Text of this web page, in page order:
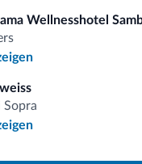
Wellnesshotel
Sopra
entdecken
haben uns gefragt.